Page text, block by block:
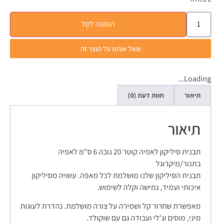
הוספה לסל
שאל אותנו על מוצר זה
Loading...
תיאור חוות דעת (0)
תיאור
תבנית סיליקון לאפיה קוטר 20 גובה 6 ס"מ לאפיה
בתנור/מיקרוגל
תבנית הסיליקון שלנו מושלמת לכל מאפה. עשויה מסיליקון
איכותי ועמיד, גמישה וקלה לשימוש.
מאפשרת שחרור קל ושמירה על צורה מושלמת. נהדרת לעוגות
מיני, מוסים וג'לי ועבודה גם עם שוקולד.